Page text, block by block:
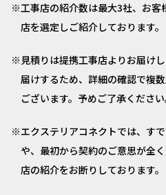
工事店の紹介数は最大3社、お客
店を選定しご紹介しております。
見積りは提携工事店よりお届け
届けするため、詳細の確認で複
ございます。予めご了承ください
エクステリアコネクトでは、す
や、最初から契約のご意思が全
店の紹介をお断りしております。